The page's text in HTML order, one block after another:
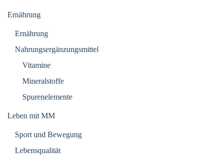
Ernährung
Ernährung
Nahrungsergänzungsmittel
Vitamine
Mineralstoffe
Spurenelemente
Leben mit MM
Sport und Bewegung
Lebensqualität